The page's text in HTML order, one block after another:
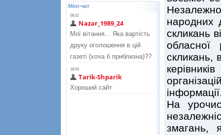
Міні-чат
народних
скликань
обласної
скликань,
На
змагань,